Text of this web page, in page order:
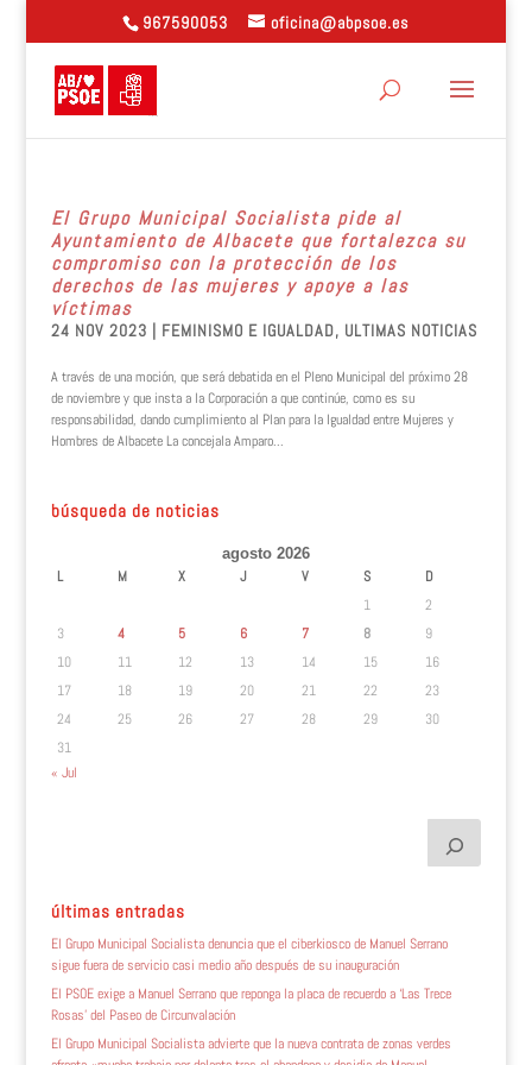
967590053 oficina@abpsoe.es
El Grupo Municipal Socialista pide al
Ayuntamiento de Albacete que fortalezca su
compromiso con la protección de los
derechos de las mujeres y apoye a las
víctimas
24 NOV 2023 | FEMINISMO E IGUALDAD, ULTIMAS NOTICIAS
A través de una moción, que será debatida en el Pleno Municipal del próximo 28
de noviembre y que insta a la Corporación a que continúe, como es su
responsabilidad, dando cumplimiento al Plan para la Igualdad entre Mujeres y
Hombres de Albacete La concejala Amparo...
búsqueda de noticias
agosto 2026
L M X J V S
D
1
2
3
4 5 6 7 8
9
10
11 12 13 14 15
16
17
18 19 20 21 22
23
24
25 26 27 28 29
30
31
« Jul
últimas entradas
El Grupo Municipal Socialista denuncia que el ciberkiosco de Manuel Serrano
sigue fuera de servicio casi medio año después de su inauguración
El PSOE exige a Manuel Serrano que reponga la placa de recuerdo a ‘Las Trece
Rosas’ del Paseo de Circunvalación
El Grupo Municipal Socialista advierte que la nueva contrata de zonas verdes